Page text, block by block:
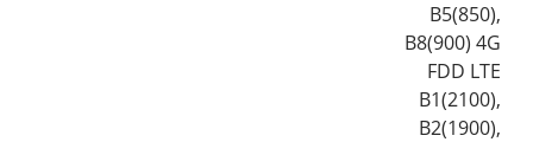
B5(850),
B8(900) 4G
FDD LTE
B1(2100),
B2(1900),